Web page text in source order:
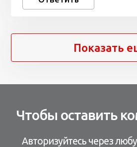
Показать
Чтобы оставить
Авторизуйтесь через